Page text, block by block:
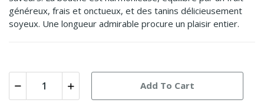
généreux, frais et onctueux, et des tanins délicieusement
soyeux. Une longueur admirable procure un plaisir entier.
Add To Cart